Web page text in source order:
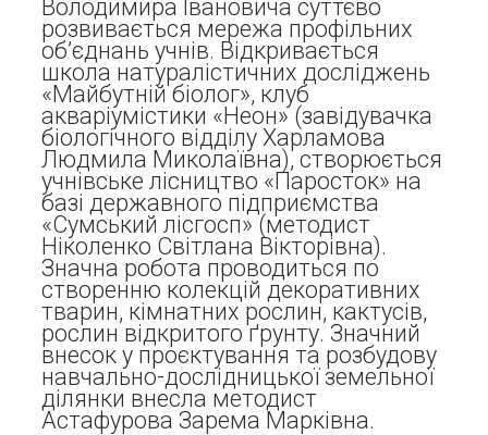
Володимира Івановича суттєво
розвивається мережа профільних
об’єднань учнів. Відкривається
школа натуралістичних досліджень
«Майбутній біолог», клуб
акваріумістики «Неон» (завідувачка
біологічного відділу Харламова
Людмила Миколаївна), створюється
учнівське лісництво «Паросток» на
базі державного підприємства
«Сумський лісгосп» (методист
Ніколенко Світлана Вікторівна).
Значна робота проводиться по
створенню колекцій декоративних
тварин, кімнатних рослин, кактусів,
рослин відкритого ґрунту. Значний
внесок у проєктування та розбудову
навчально-дослідницької земельної
ділянки внесла методист
Астафурова Зарема Марківна.